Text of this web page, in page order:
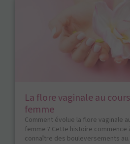
La flore vaginale au
femme
Comment évolue la flore vaginale
femme ? Cette histoire commence
connaître des bouleversements